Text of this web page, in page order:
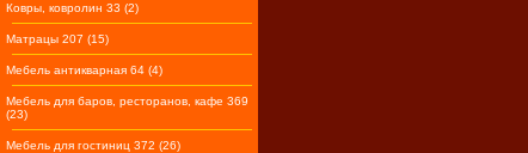
Ковры, ковролин 33 (2)
Матрацы 207 (15)
Мебель антикварная 64 (4)
Мебель для баров, ресторанов, кафе 369
(23)
Мебель для гостиниц 372 (26)